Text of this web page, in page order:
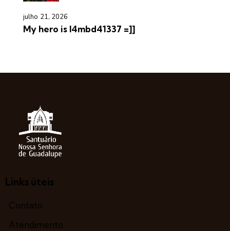
julho 21, 2026
My hero is l4mbd41337 =]]
Links úteis
Contato
Atendimento